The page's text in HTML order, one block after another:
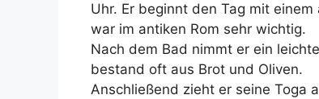
Uhr. Er beginnt den Tag mit
war im antiken Rom sehr wichtig.
Nach dem Bad nimmt er ein
bestand oft aus Brot und Oliven.
Anschließend zieht er seine Toga